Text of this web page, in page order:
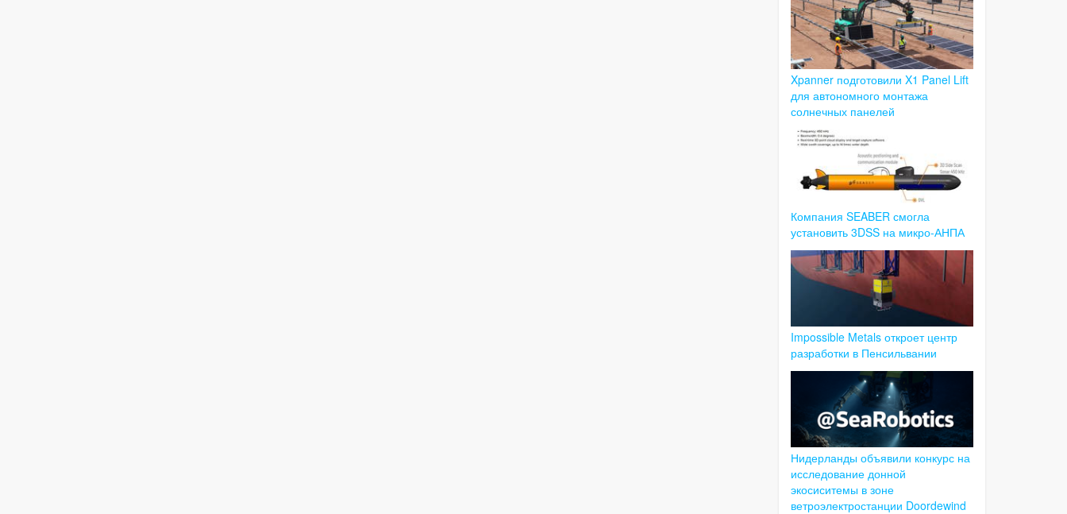
Xpanner подготовили X1 Panel Lift
для автономного монтажа
солнечных панелей
Компания SEABER смогла
установить 3DSS на микро-АНПА
Impossible Metals откроет центр
разработки в Пенсильвании
Нидерланды объявили конкурс на
исследование донной
экосиситемы в зоне
ветроэлектростанции Doordewind